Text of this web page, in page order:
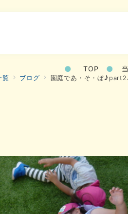
TOP
覧 ブログ 園庭であ・そ・ぼ